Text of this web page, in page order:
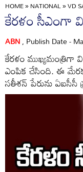
HOME»NATIONAL»VD
కేరళం సీఎంగా
ABN, Publish Date -
కేరళం ముఖ్యమంత్రిగా
ఎంపిక చేసింది. ఈ
సతీశన్ పేరును ఏఐసీసీ